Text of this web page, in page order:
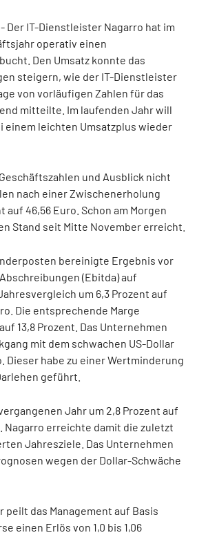
- Der IT-Dienstleister Nagarro hat im
operativ einen
Den Umsatz konnte das
steigern, wie der IT-Dienstleister
von vorläufigen Zahlen für das
mitteilte. Im laufenden Jahr will
einem leichten Umsatzplus wieder
und Ausblick nicht
nach einer Zwischenerholung
auf 46,56 Euro. Schon am Morgen
Stand seit Mitte November erreicht.
bereinigte Ergebnis vor
(Ebitda) auf
um 6,3 Prozent auf
Die entsprechende Marge
13,8 Prozent. Das Unternehmen
mit dem schwachen US-Dollar
Dieser habe zu einer Wertminderung
geführt.
Jahr um 2,8 Prozent auf
Nagarro erreichte damit die zuletzt
Jahresziele. Das Unternehmen
wegen der Dollar-Schwäche
peilt das Management auf Basis
einen Erlös von 1,0 bis 1,06